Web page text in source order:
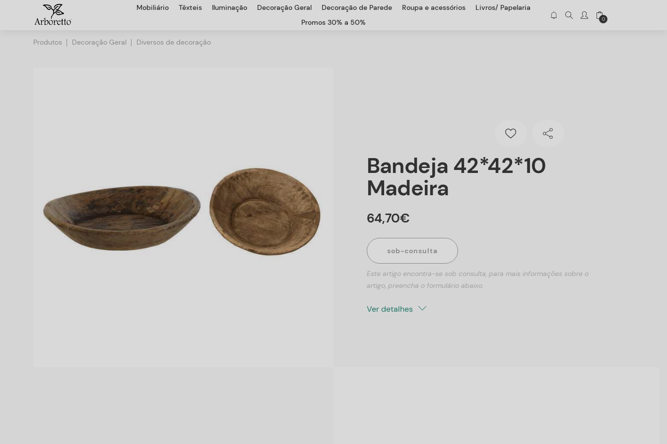
Mobiliário Têxteis Iluminação Decoração Geral Decoração de Parede Roupa e acessórios
Livros/ Papelaria
Promos 30% a 50%
0
Produtos Decoração Geral Diversos de decoração
Bandeja 42*42*10
Madeira
64,70€
sob-consulta
Este artigo encontra-se sob consulta, para mais informações sobre o
artigo, preencha o formulário abaixo.
Ver detalhes